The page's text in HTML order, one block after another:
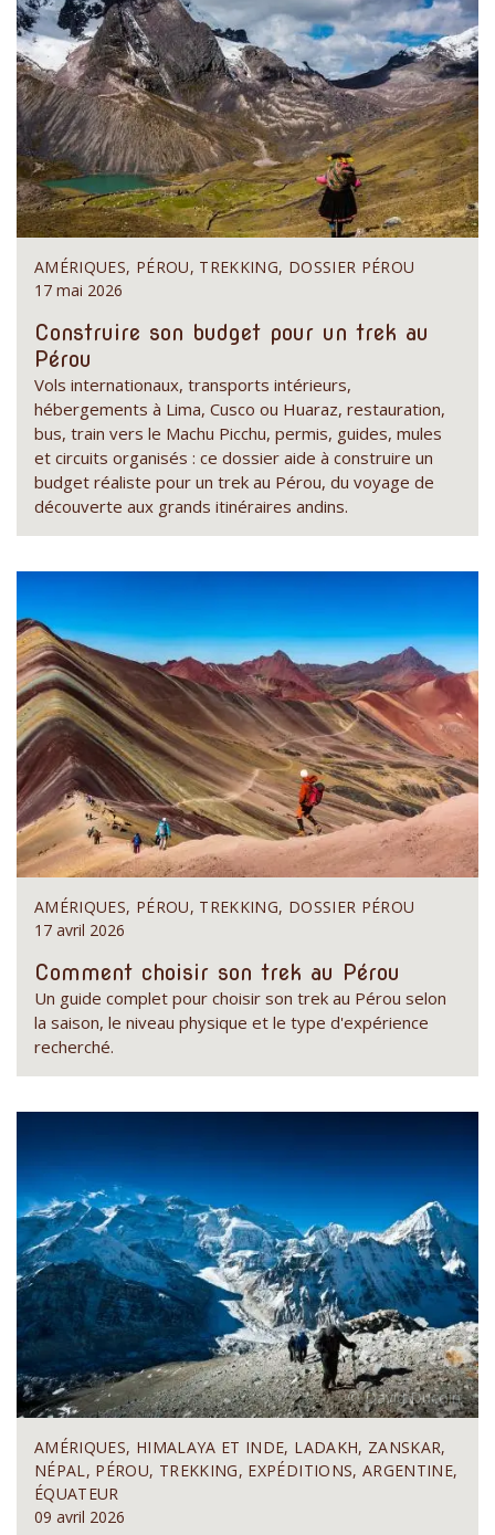
AMÉRIQUES, PÉROU, TREKKING, DOSSIER PÉROU
17 mai 2026
Construire son budget pour un trek au
Pérou
Vols internationaux, transports intérieurs,
hébergements à Lima, Cusco ou Huaraz, restauration,
bus, train vers le Machu Picchu, permis, guides, mules
et circuits organisés : ce dossier aide à construire un
budget réaliste pour un trek au Pérou, du voyage de
découverte aux grands itinéraires andins.
AMÉRIQUES, PÉROU, TREKKING, DOSSIER PÉROU
17 avril 2026
Comment choisir son trek au Pérou
Un guide complet pour choisir son trek au Pérou selon
la saison, le niveau physique et le type d'expérience
recherché.
AMÉRIQUES, HIMALAYA ET INDE, LADAKH, ZANSKAR,
NÉPAL, PÉROU, TREKKING, EXPÉDITIONS, ARGENTINE,
ÉQUATEUR
09 avril 2026